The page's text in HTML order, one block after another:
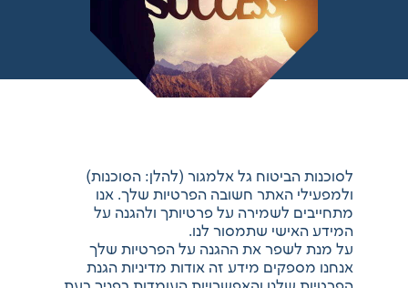
לסוכנות הביטוח גל אלמגור (להלן: הסוכנות)
ולמפעילי האתר חשובה הפרטיות שלך. אנו
מתחייבים לשמירה על פרטיותך ולהגנה על
המידע האישי שתמסור לנו.
על מנת לשפר את ההגנה על הפרטיות שלך
אנחנו מספקים מידע זה אודות מדיניות הגנת